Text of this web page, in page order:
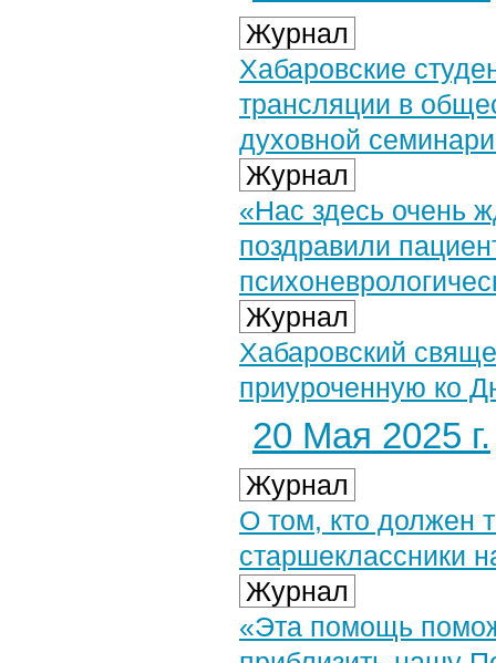
Журнал
Хабаровские
трансляции в
духовной
Журнал
«Нас здесь очень
поздравили
Журнал
Хабаровский
приуроченную ко
20 Мая 2025 г.
Журнал
О том, кто должен
старшеклассники
Журнал
«Эта помощь